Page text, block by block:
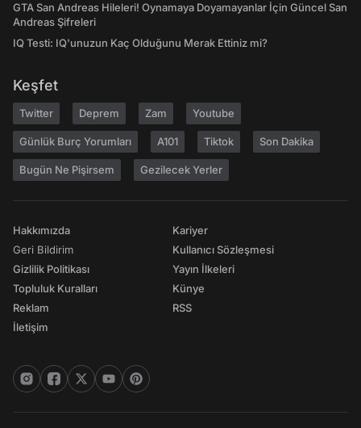
GTA San Andreas Hileleri! Oynamaya Doyamayanlar İçin Güncel San
Andreas Şifreleri
IQ Testi: IQ'unuzun Kaç Olduğunu Merak Ettiniz mi?
Keşfet
Twitter Deprem Zam Youtube
Günlük Burç Yorumları A101 Tiktok Son Dakika
Bugün Ne Pişirsem Gezilecek Yerler
Hakkımızda
Geri Bildirim
Gizlilik Politikası
Topluluk Kuralları
Reklam
İletişim
Kariyer
Kullanıcı Sözleşmesi
Yayın İlkeleri
Künye
RSS